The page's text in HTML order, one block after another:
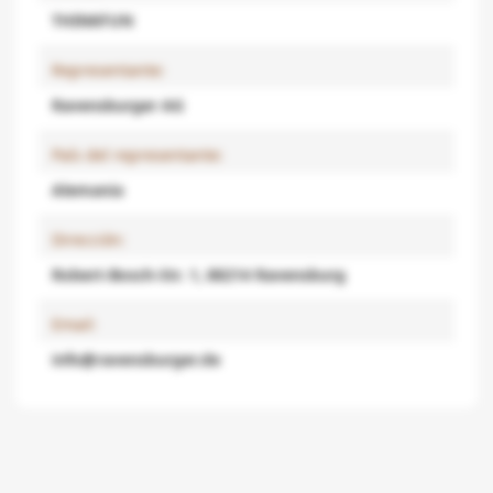
THINKFUN
Representante:
Ravensburger AG
País del representante:
Alemania
Dirección:
Robert-Bosch-Str. 1, 88214 Ravensburg
Email:
info@ravensburger.de